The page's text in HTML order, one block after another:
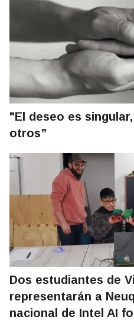
"El deseo es
otros”
Dos estudiantes de
representarán a
nacional de Intel AI